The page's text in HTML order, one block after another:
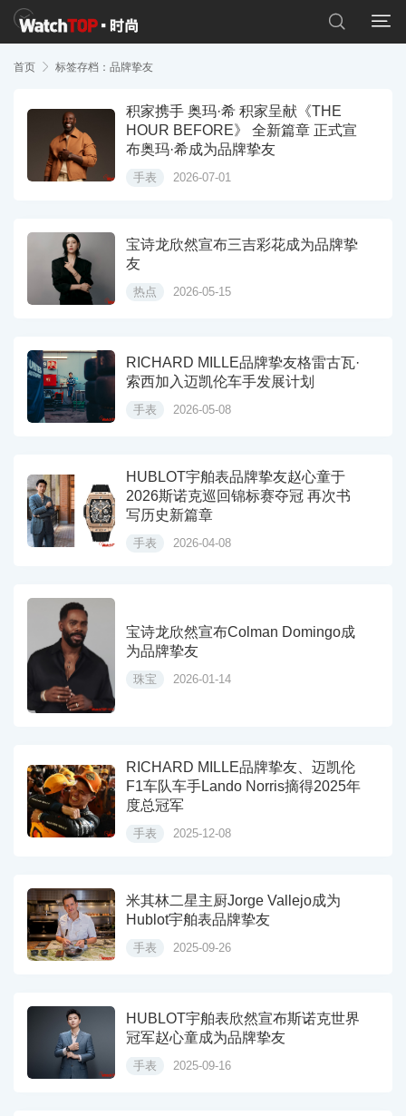


首页  标签存档：品牌挚友
积家携手 奥玛·希 积家呈献《THE
HOUR BEFORE》 全新篇章 正式宣
布奥玛·希成为品牌挚友
手表 2026-07-01
宝诗龙欣然宣布三吉彩花成为品牌挚
友
热点 2026-05-15
RICHARD MILLE品牌挚友格雷古瓦·
索西加入迈凯伦车手发展计划
手表 2026-05-08
HUBLOT宇舶表品牌挚友赵心童于
2026斯诺克巡回锦标赛夺冠 再次书
写历史新篇章
手表 2026-04-08
宝诗龙欣然宣布Colman Domingo成
为品牌挚友
珠宝 2026-01-14
RICHARD MILLE品牌挚友、迈凯伦
F1车队车手Lando Norris摘得2025年
度总冠军
手表 2025-12-08
米其林二星主厨Jorge Vallejo成为
Hublot宇舶表品牌挚友
手表 2025-09-26
HUBLOT宇舶表欣然宣布斯诺克世界
冠军赵心童成为品牌挚友
手表 2025-09-16